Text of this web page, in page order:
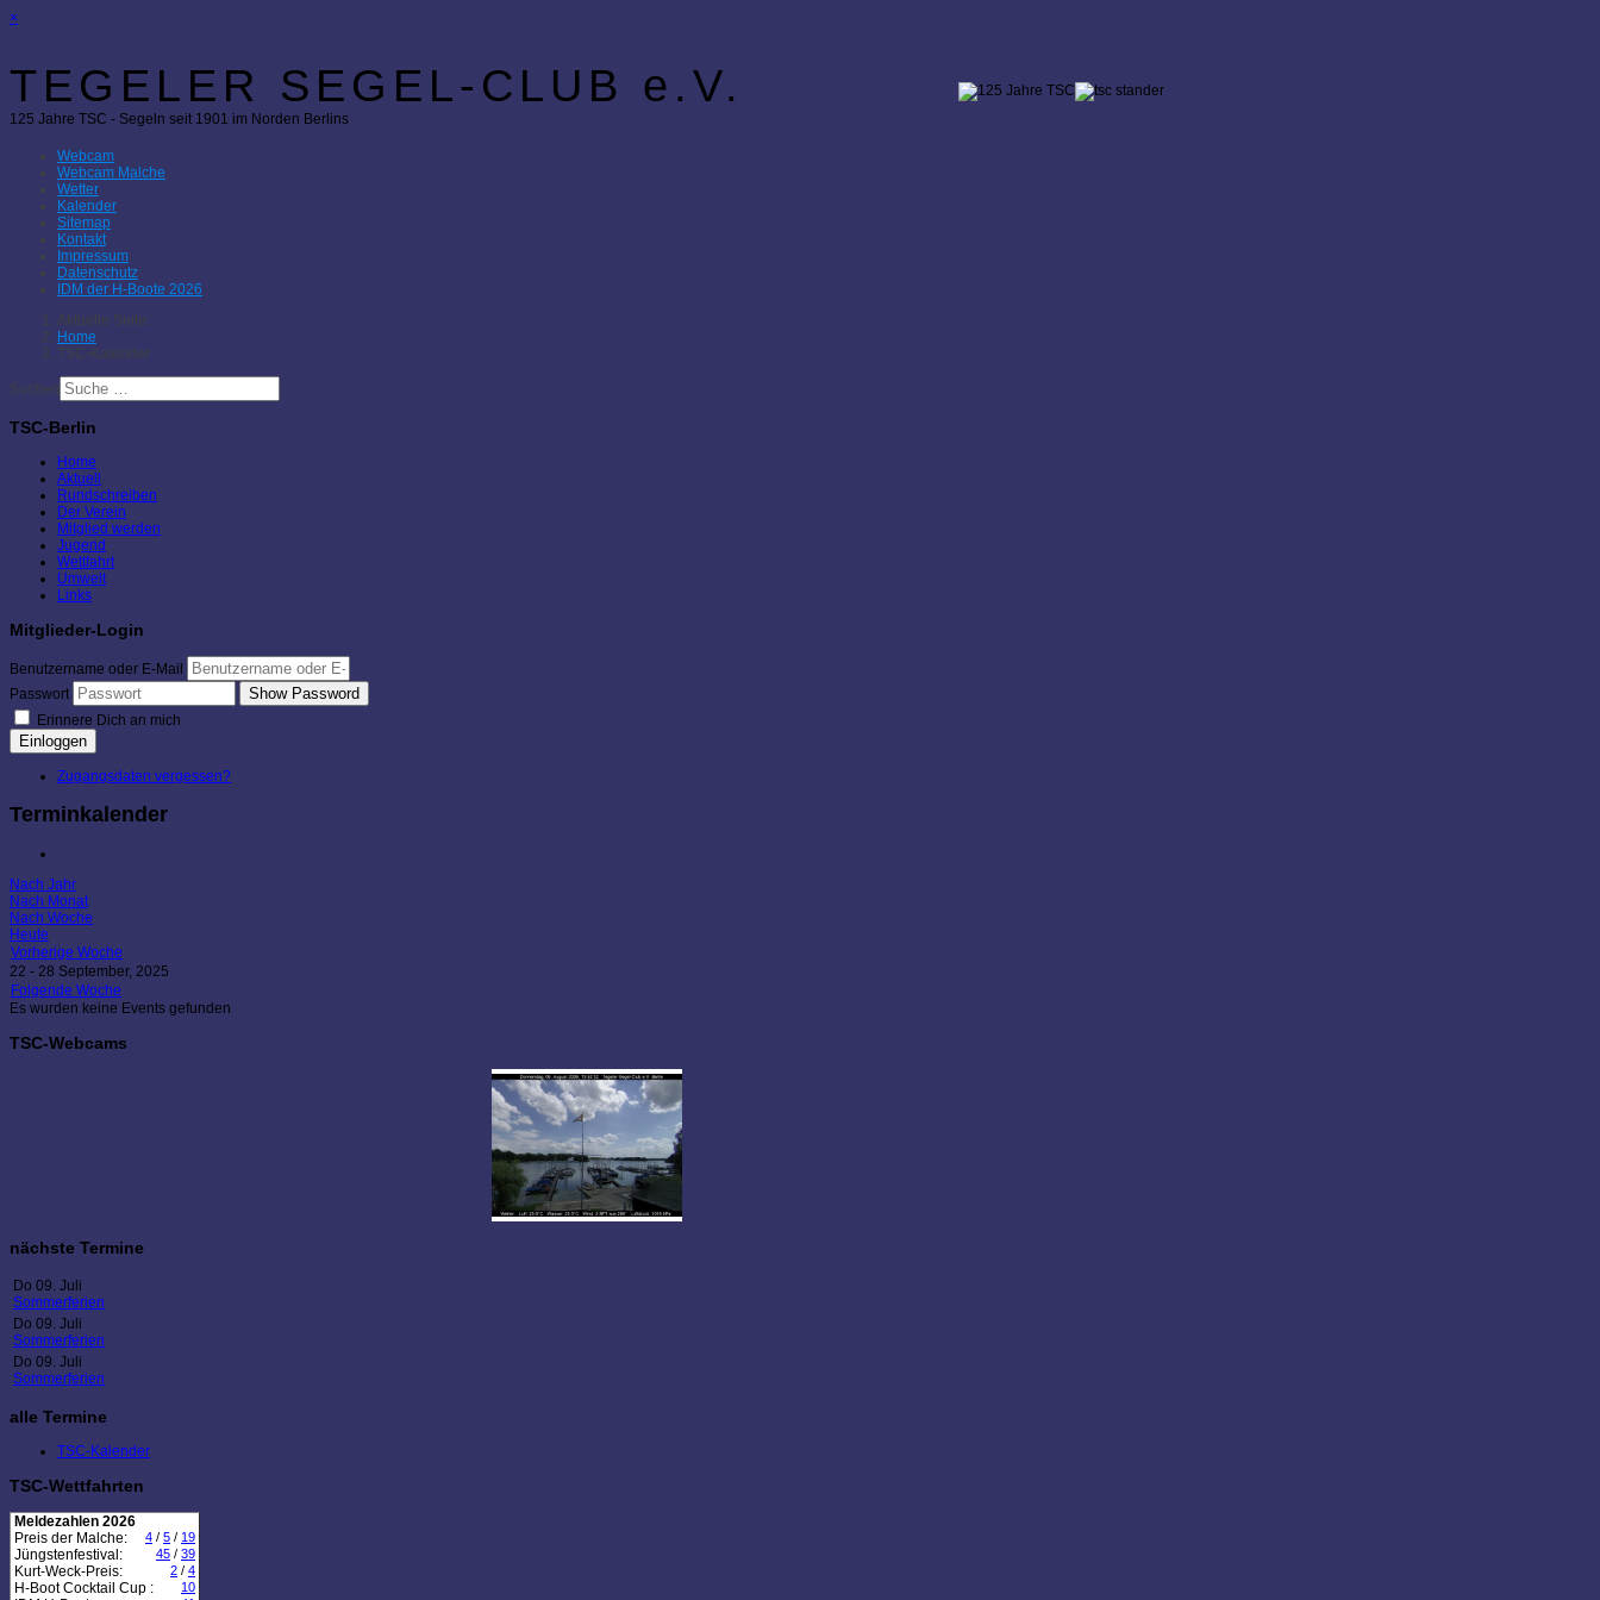
×
TEGELER SEGEL-CLUB e.V.
125 Jahre TSC - Segeln seit 1901 im Norden Berlins
Webcam
Webcam Malche
Wetter
Kalender
Sitemap
Kontakt
Impressum
Datenschutz
IDM der H-Boote 2026
Aktuelle Seite:
Home
TSC-Kalender
Suchen
TSC-Berlin
Home
Aktuell
Rundschreiben
Der Verein
Mitglied werden
Jugend
Wettfahrt
Umwelt
Links
Mitglieder-Login
Benutzername oder E-Mail
Passwort
Show Password
Erinnere Dich an mich
Einloggen
Zugangsdaten vergessen?
Terminkalender
Nach Jahr
Nach Monat
Nach Woche
Heute
Vorherige Woche
22 - 28 September, 2025
Folgende Woche
Es wurden keine Events gefunden
TSC-Webcams
nächste Termine
Do 09. Juli
Sommerferien
Do 09. Juli
Sommerferien
Do 09. Juli
Sommerferien
alle Termine
TSC-Kalender
TSC-Wettfahrten
Meldezahlen 2026
Preis der Malche:
4 / 5 / 19
Jüngstenfestival: 45 / 39
Kurt-Weck-Preis: 2 / 4
H-Boot Cocktail Cup : 10